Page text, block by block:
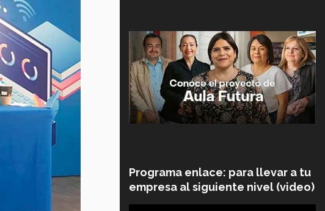
Programa enlace: para llevar a tu
empresa al siguiente nivel (video)